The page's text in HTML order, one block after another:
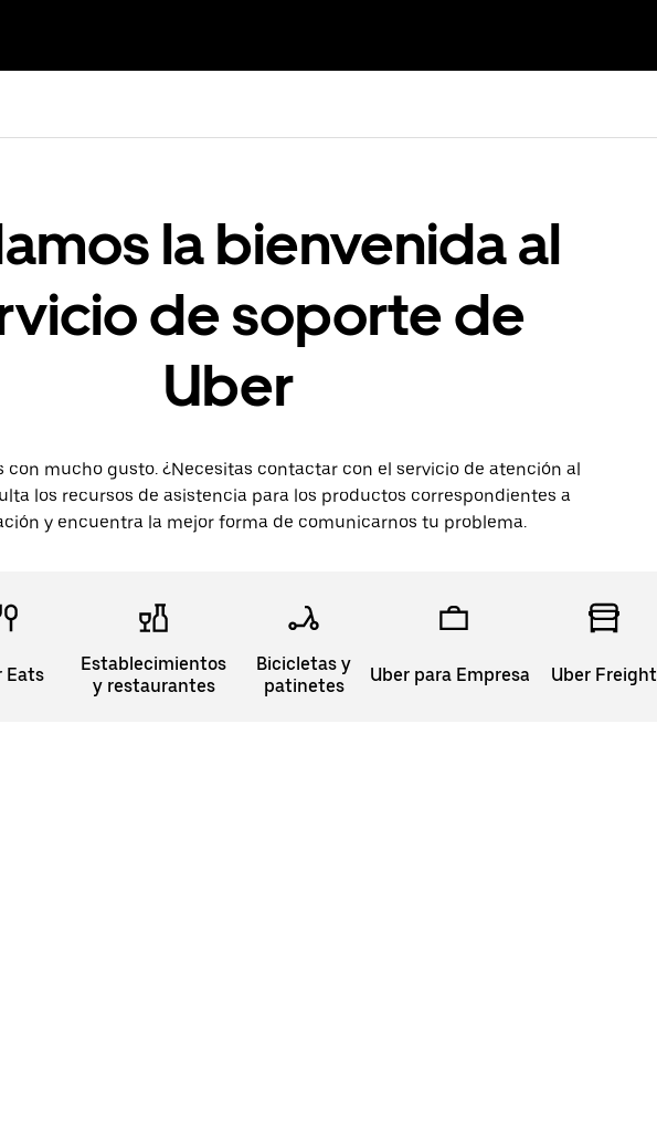
la bienvenida al
de soporte de
Uber
con mucho gusto. ¿Necesitas contactar con el servicio de atención al
los recursos de asistencia para los productos correspondientes a
y encuentra la mejor forma de comunicarnos tu problema.
Eats
Establecimientos
y restaurantes
Bicicletas y
patinetes
Uber para Empresas Uber Freight